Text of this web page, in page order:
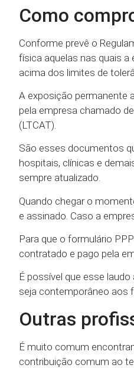
Como
Conforme prevê o
física aquelas nas quais
acima dos limites de
A exposição permanente
pela empresa chamado
(LTCAT).
São esses documentos
hospitais, clínicas e
sempre atualizado.
Quando chegar o
e assinado. Caso a
Para que o formulário
contratado e pago pela
É possível que esse
seja contemporâneo aos
Outras
É muito comum
contribuição comum ao